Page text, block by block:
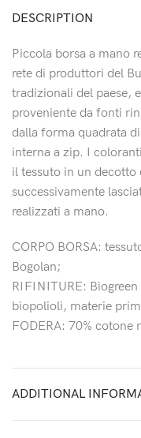
DESCRIPTION
Piccola borsa a mano
rete di produttori del
tradizionali del paese,
proveniente da fonti
dalla forma quadrata
interna a zip. I
il tessuto in un
successivamente
realizzati a mano.
CORPO BORSA:
Bogolan;
RIFINITURE:
biopolioli, materie
FODERA: 70% cotone
ADDITIONAL